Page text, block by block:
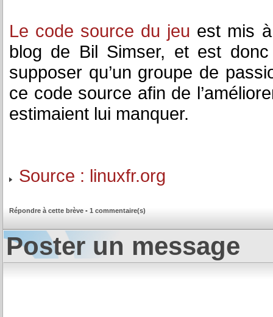
Le code source du jeu est mis
blog de Bil Simser, et est
supposer qu’un groupe de
ce code source afin de
estimaient lui manquer.
Source : linuxfr.org
Répondre à cette brève - 1 commentaire(s)
Poster un message